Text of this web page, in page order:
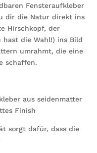
Fensteraufkleber
dir die Natur direkt ins
Hirschkopf, der
die Wahl!) ins Bild
umrahmt, die eine
schaffen.
aus seidenmatter
Finish
sorgt dafür, dass die